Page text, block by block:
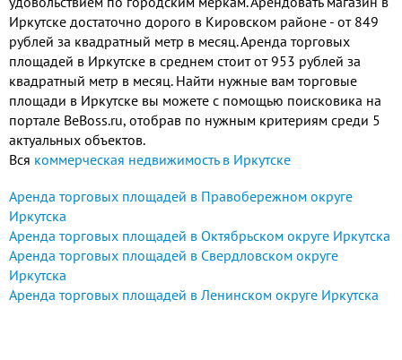
Иркутске достаточно дорого в Кировском районе - от 849
рублей за квадратный метр в месяц. Аренда торговых
площадей в Иркутске в среднем стоит от 953 рублей за
квадратный метр в месяц. Найти нужные вам торговые
площади в Иркутске вы можете с помощью поисковика на
портале BeBoss.ru, отобрав по нужным критериям среди 5
актуальных объектов.
Вся коммерческая недвижимость в Иркутске
Аренда торговых площадей в Правобережном округе
Иркутска
Аренда торговых площадей в Октябрьском округе Иркутска
Аренда торговых площадей в Свердловском округе
Иркутска
Аренда торговых площадей в Ленинском округе Иркутска